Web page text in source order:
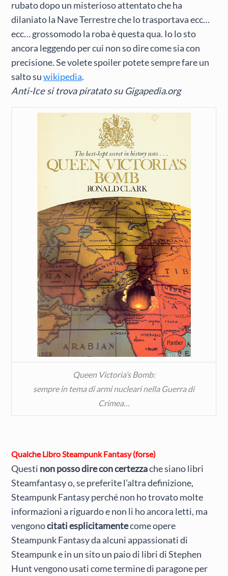
rubato dopo un misterioso attentato che ha
dilaniato la Nave Terrestre che lo trasportava ecc…
ecc… grossomodo la roba è questa qua. Io lo sto
ancora leggendo per cui non so dire come sia con
precisione. Se volete spoiler potete sempre fare un
salto suwikipedia.
Anti-Ice si trova piratato su Gigapedia.org
Queen Victoria’s Bomb:
sempre in tema di armi nucleari nella Guerra di
Crimea…
Qualche Libro Steampunk Fantasy (forse)
Questi non posso dire con certezzache siano libri
Steamfantasy o, se preferite l’altra definizione,
Steampunk Fantasy perché non ho trovato molte
informazioni a riguardo e non li ho ancora letti, ma
vengonocitati esplicitamentecome opere
Steampunk Fantasy da alcuni appassionati di
Steampunk e in un sito un paio di libri di Stephen
Hunt vengono usati come termine di paragone per